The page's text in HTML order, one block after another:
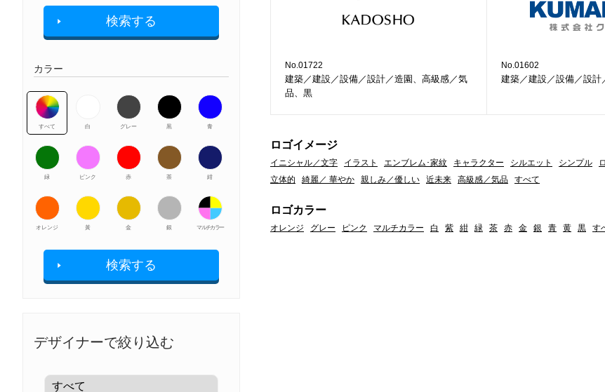
検索する
カラー
すべて 白 グレー 黒 青
緑 ピンク 赤 茶 紺
オレンジ 黃 金 銀 マルチカラー
検索する
デザイナーで絞り込む
No.01722
建築／建設／設備／設計／造園、高級感／気
品、黒
No.01602
建築／建設／設備／設計
ロゴイメージ
イニシャル／文字 イラスト エンブレム･家紋 キャラクター シルエット シンプル
立体的
綺麗／ 華やか 親しみ／優しい 近未来 高級感／気品 すべて
ロゴカラー
オレンジ グレー ピンク マルチカラー 白 紫 紺 緑 茶 赤 金 銀 青 黄 黒 す